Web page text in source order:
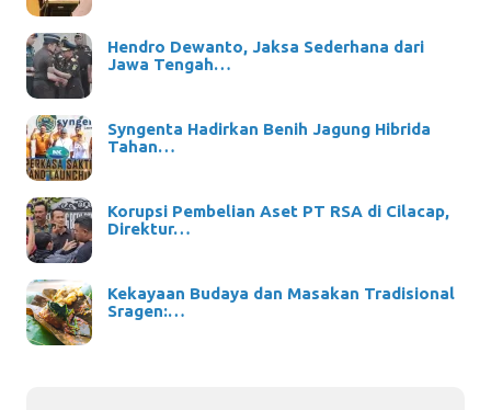
Hendro Dewanto, Jaksa Sederhana dari
Jawa Tengah…
Syngenta Hadirkan Benih Jagung Hibrida
Tahan…
Korupsi Pembelian Aset PT RSA di Cilacap,
Direktur…
Kekayaan Budaya dan Masakan Tradisional
Sragen:…